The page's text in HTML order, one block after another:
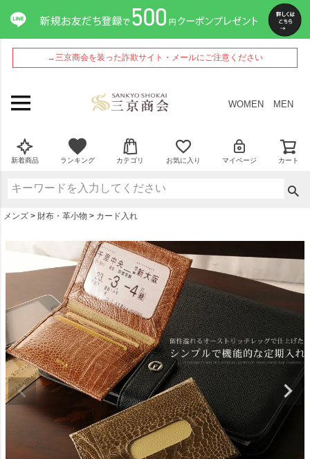
→三京商会を装った詐欺サイト・メールにご注意ください
WOMEN MEN
新着商品 ランキング カテゴリ お気に入り マイページ カート
メンズ 財布・革小物 カード入れ
ペー
ジト
ップ
へ